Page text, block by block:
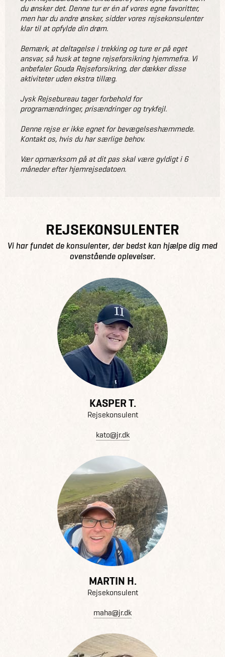
du ønsker det. Denne tur er én af vores egne favoritter,
men har du andre ønsker, sidder vores rejsekonsulenter
klar til at opfylde din drøm.
Bemærk, at deltagelse i trekking og ture er på eget
ansvar, så husk at tegne rejseforsikring hjemmefra. Vi
anbefaler Gouda Rejseforsikring, der dækker disse
aktiviteter uden ekstra tillæg.
Jysk Rejsebureau tager forbehold for
programændringer, prisændringer og trykfejl.
Denne rejse er ikke egnet for bevægelseshæmmede.
Kontakt os, hvis du har særlige behov.
Vær opmærksom på at dit pas skal være gyldigt i 6
måneder efter hjemrejsedatoen.
REJSEKONSULENTER
Vi har fundet de konsulenter, der bedst kan hjælpe dig med
ovenstående oplevelser.
KASPER T.
Rejsekonsulent
kato@jr.dk
MARTIN H.
Rejsekonsulent
maha@jr.dk